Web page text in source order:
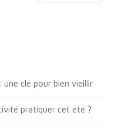
une clé pour bien vieillir
pratiquer cet été ?